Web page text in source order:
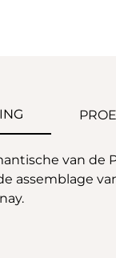
van
assemblage